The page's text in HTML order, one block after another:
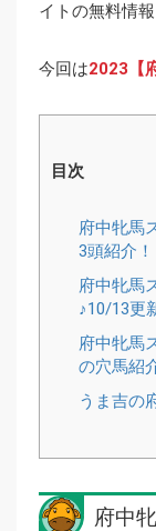
イトの無料情
今回は2023【
目次
府中牝馬
3頭紹介！
府中牝馬
♪10/13更
府中牝馬
の穴馬紹
うま吉の
府中